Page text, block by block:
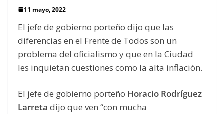
11 mayo, 2022
El jefe de gobierno porteño dijo que las
diferencias en el Frente de Todos son un
problema del oficialismo y que en la Ciudad
les inquietan cuestiones como la alta inflación.
El jefe de gobierno porteño Horacio Rodríguez
Larreta dijo que ven “con mucha